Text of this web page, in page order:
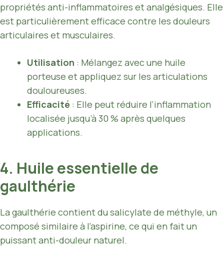
propriétés anti-inflammatoires et analgésiques. Elle
est particulièrement efficace contre les douleurs
articulaires et musculaires.
Utilisation : Mélangez avec une huile
porteuse et appliquez sur les articulations
douloureuses.
Efficacité : Elle peut réduire l’inflammation
localisée jusqu’à 30 % après quelques
applications.
4. Huile essentielle de
gaulthérie
La gaulthérie contient du salicylate de méthyle, un
composé similaire à l’aspirine, ce qui en fait un
puissant anti-douleur naturel.